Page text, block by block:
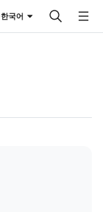
한국어